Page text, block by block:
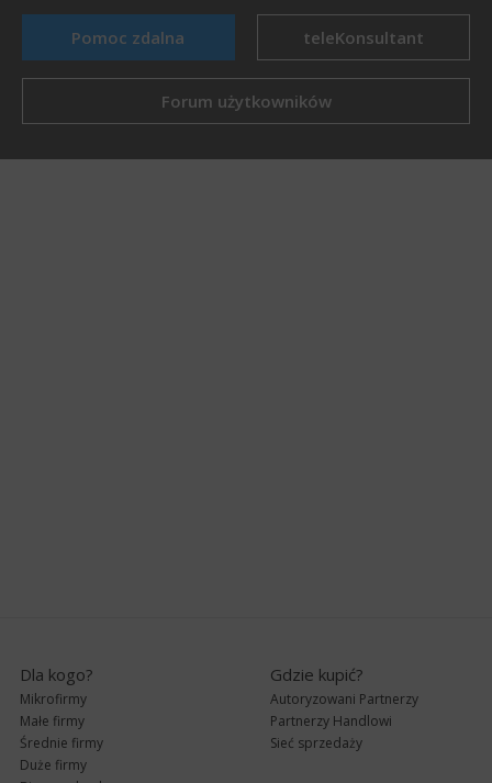
Pomoc zdalna teleKonsultant
Forum użytkowników
Dla kogo?
Mikrofirmy
Małe firmy
Średnie firmy
Duże firmy
Gdzie kupić?
Autoryzowani Partnerzy
Partnerzy Handlowi
Sieć sprzedaży